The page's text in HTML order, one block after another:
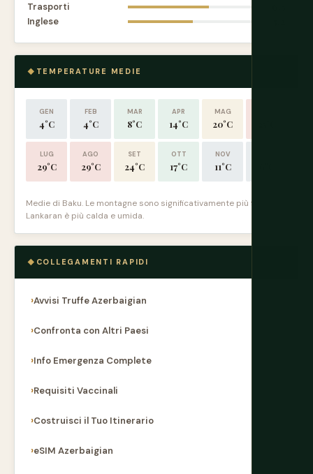
Trasporti
Inglese
TEMPERATURE MEDIE
GEN
4°C
FEB
4°C
MAR
8°C
APR
14°C
MAG
20°C
LUG
29°C
AGO
29°C
SET
24°C
OTT
17°C
NOV
11°C
Medie di Baku. Le montagne sono significativamente più fredde.
Lankaran è più calda e umida.
COLLEGAMENTI RAPIDI
Avvisi Truffe Azerbaigian
Confronta con Altri Paesi
Info Emergenza Complete
Requisiti Vaccinali
Costruisci il Tuo Itinerario
eSIM Azerbaigian